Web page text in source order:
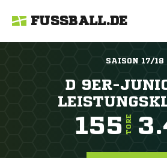
FUSSBALL.DE
SAISON 17/18
D 9ER-
155 TORE